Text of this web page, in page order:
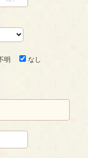
明 なし